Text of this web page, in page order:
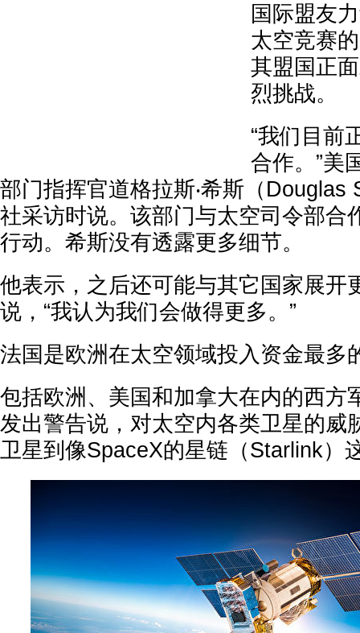
国际盟友
太空竞赛
其盟国正
烈挑战。
“我们目前
合作。”美
部门指挥官道格拉斯‧希斯（Douglas
社采访时说。该部门与太空司令部合
行动。希斯没有透露更多细节。
他表示，之后还可能与其它国家展开
说，“我认为我们会做得更多。”
法国是欧洲在太空领域投入资金最多
包括欧洲、美国和加拿大在内的西方
发出警告说，对太空内各类卫星的威
卫星到像SpaceX的星链（Starlink）